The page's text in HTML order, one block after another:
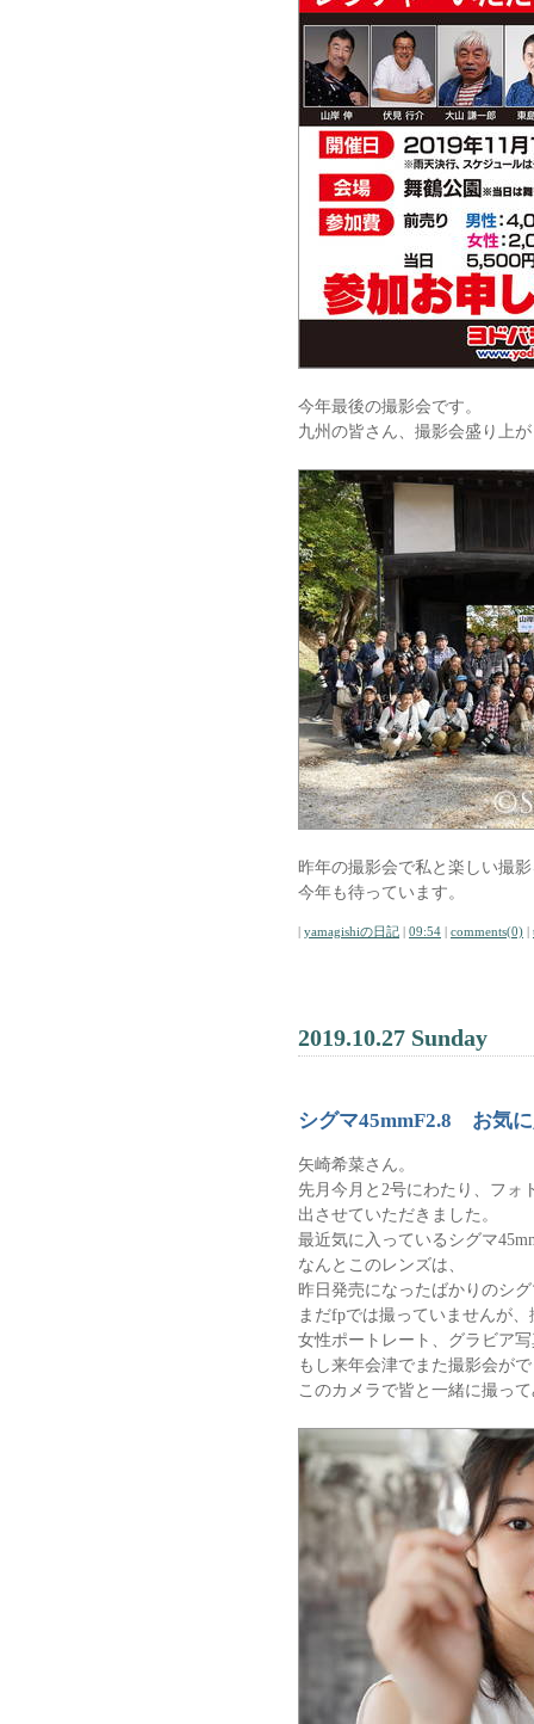
今年最後の撮影会です。
九州の皆さん、撮影会盛り上
昨年の撮影会で私と楽しい撮
今年も待っています。
| yamagishiの日記 | 09:54 | comments(0) |
2019.10.27 Sunday
シグマ45mmF2.8 お気
矢崎希菜さん。
先月今月と2号にわたり、フォ
出させていただきました。
最近気に入っているシグマ
なんとこのレンズは、
昨日発売になったばかりのシ
まだfpでは撮っていませんが
女性ポートレート、グラビア
もし来年会津でまた撮影会が
このカメラで皆と一緒に撮っ